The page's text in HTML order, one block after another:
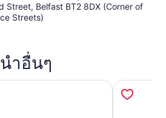
Street, Belfast BT2 8DX (Corner of
Streets)
ำอื่นๆ